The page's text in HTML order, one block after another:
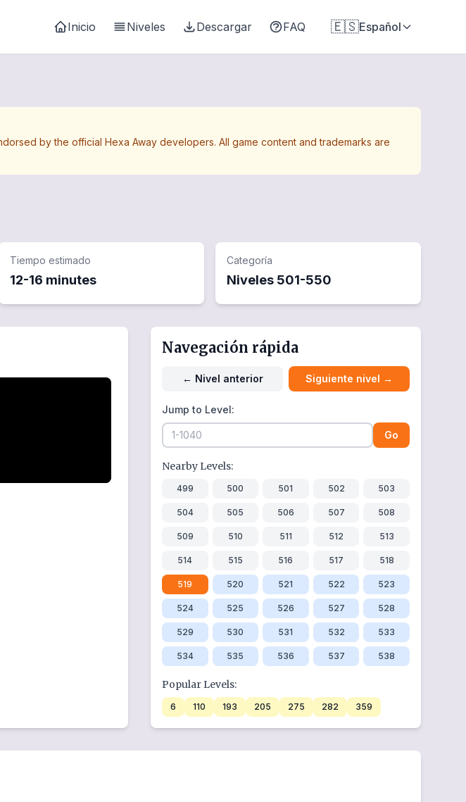
Inicio Niveles Descargar FAQ 🇪🇸Español
by the official Hexa Away developers. All game content and trademarks are
Tiempo estimado
12-16 minutes
Categoría
Niveles 501-550
Navegación rápida
← Nivel anterior Siguiente nivel →
Jump to Level:
Go
Nearby Levels:
499 500 501 502 503
504 505 506 507 508
509 510 511 512 513
514 515 516 517 518
519 520 521 522 523
524 525 526 527 528
529 530 531 532 533
534 535 536 537 538
Popular Levels:
6 110 193 205 275 282 359